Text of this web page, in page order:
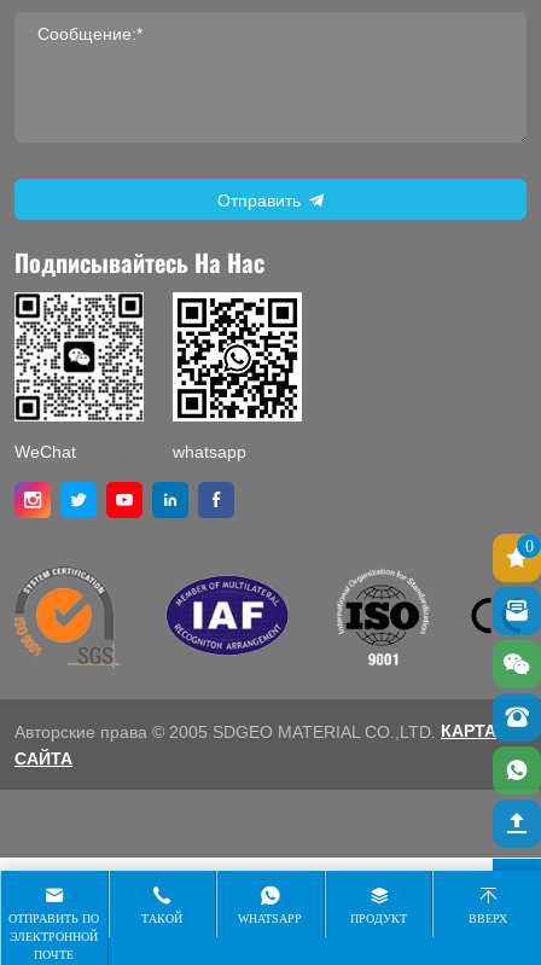
Сообщение:*
Отправить
Подписывайтесь На Нас
WeChat whatsapp
Авторские права © 2005 SDGEO MATERIAL CO.,LTD. КАРТА
САЙТА
0
ОТПРАВИТЬ ПО
ЭЛЕКТРОННОЙ
ПОЧТЕ
ТАКОЙ WHATSAPP ПРОДУКТ ВВЕРХ